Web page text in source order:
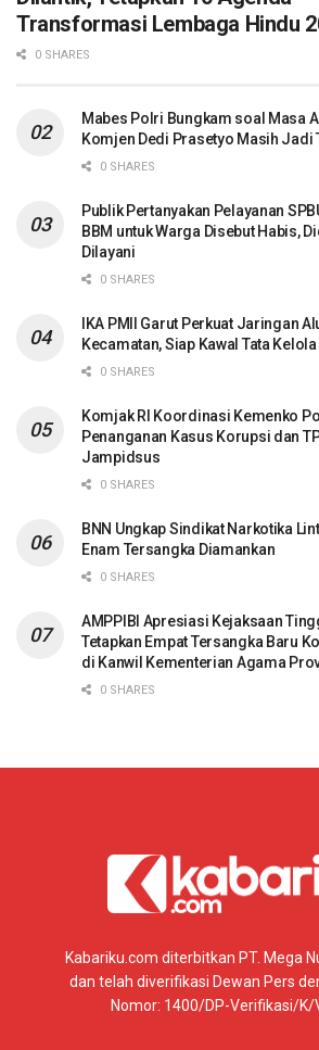
Transformasi Lembaga Hindu
0 SHARES
Mabes Polri Bungkam soal Masa
Komjen Dedi Prasetyo Masih Jadi
0 SHARES
Publik Pertanyakan Pelayanan
BBM untuk Warga Disebut Habis,
Dilayani
0 SHARES
IKA PMII Garut Perkuat Jaringan
Kecamatan, Siap Kawal Tata
0 SHARES
Komjak RI Koordinasi Kemenko
Penanganan Kasus Korupsi dan
Jampidsus
0 SHARES
BNN Ungkap Sindikat Narkotika
Enam Tersangka Diamankan
0 SHARES
AMPPIBI Apresiasi Kejaksaan
Tetapkan Empat Tersangka Baru
di Kanwil Kementerian Agama
0 SHARES
Kabariku.com diterbitkan PT. Mega
dan telah diverifikasi Dewan Pers
Nomor: 1400/DP-Verifikasi/K/